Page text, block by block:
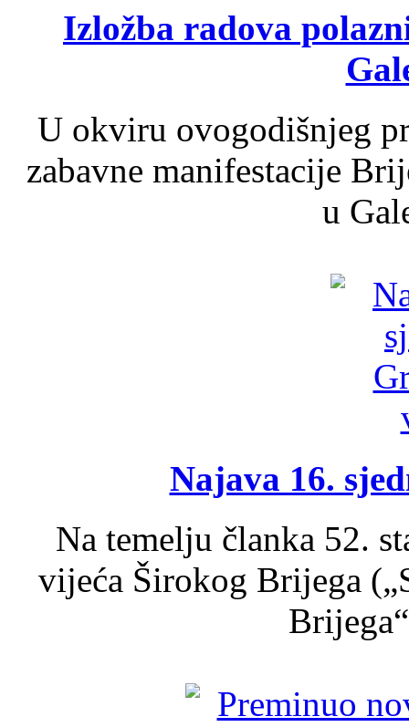
Izložba radova
U okviru ovogodišnjeg
zabavne manifestacije
u
Najava 16.
Na temelju članka 52.
vijeća Širokog Brijega